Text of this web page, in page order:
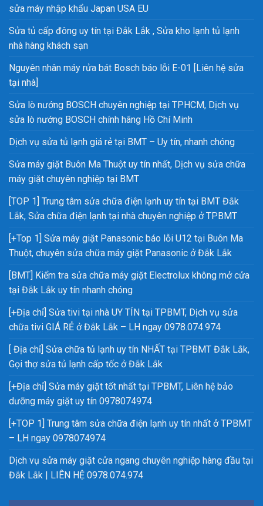
sửa máy nhập khẩu Japan USA EU
Sửa tủ cấp đông uy tín tại Đắk Lắk , Sửa kho lạnh tủ lạnh
nhà hàng khách sạn
Nguyên nhân máy rửa bát Bosch báo lỗi E-01 [Liên hệ sửa
tại nhà]
Sửa lò nướng BOSCH chuyên nghiệp tại TPHCM, Dịch vụ
sửa lò nướng BOSCH chính hãng Hồ Chí Minh
Dịch vụ sửa tủ lạnh giá rẻ tại BMT – Uy tín, nhanh chóng
Sửa máy giặt Buôn Ma Thuột uy tín nhất, Dịch vụ sửa chữa
máy giặt chuyên nghiệp tại BMT
[TOP 1] Trung tâm sửa chữa điện lạnh uy tín tại BMT Đắk
Lắk, Sửa chữa điện lạnh tại nhà chuyên nghiệp ở TPBMT
[+Top 1] Sửa máy giặt Panasonic báo lỗi U12 tại Buôn Ma
Thuột, chuyên sửa chữa máy giặt Panasonic ở Đắk Lắk
[BMT] Kiểm tra sửa chữa máy giặt Electrolux không mở cửa
tại Đắk Lắk uy tín nhanh chóng
[+Địa chỉ] Sửa tivi tại nhà UY TÍN tại TPBMT, Dịch vụ sửa
chữa tivi GIÁ RẺ ở Đắk Lắk – LH ngay 0978.074.974
[ Địa chỉ] Sửa chữa tủ lạnh uy tín NHẤT tại TPBMT Đắk Lắk,
Gọi thợ sửa tủ lạnh cấp tốc ở Đắk Lắk
[+Địa chỉ] Sửa máy giặt tốt nhất tại TPBMT, Liên hệ bảo
dưỡng máy giặt uy tín 0978074974
[+TOP 1] Trung tâm sửa chữa điện lạnh uy tín nhất ở TPBMT
– LH ngay 0978074974
Dịch vụ sửa máy giặt cửa ngang chuyên nghiệp hàng đầu tại
Đắk Lắk | LIÊN HỆ 0978.074.974